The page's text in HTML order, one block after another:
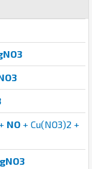
NO + Cu(NO3)2 +